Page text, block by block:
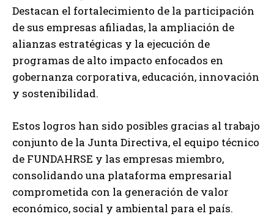
Destacan el fortalecimiento de la participación
de sus empresas afiliadas, la ampliación de
alianzas estratégicas y la ejecución de
programas de alto impacto enfocados en
gobernanza corporativa, educación, innovación
y sostenibilidad.
Estos logros han sido posibles gracias al trabajo
conjunto de la Junta Directiva, el equipo técnico
de FUNDAHRSE y las empresas miembro,
consolidando una plataforma empresarial
comprometida con la generación de valor
económico, social y ambiental para el país.